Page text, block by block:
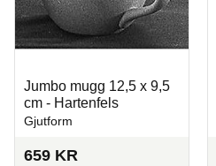
Jumbo mugg 12,5 x 9,5
cm - Hartenfels
Gjutform
659 KR